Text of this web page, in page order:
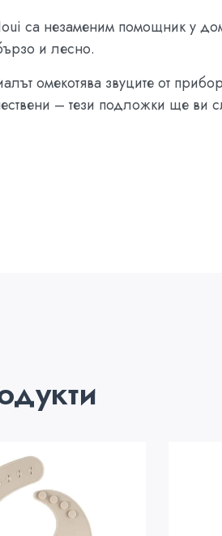
са незаменим помощник у
и лесно.
омекотява звуците от
– тези подложки ще ви